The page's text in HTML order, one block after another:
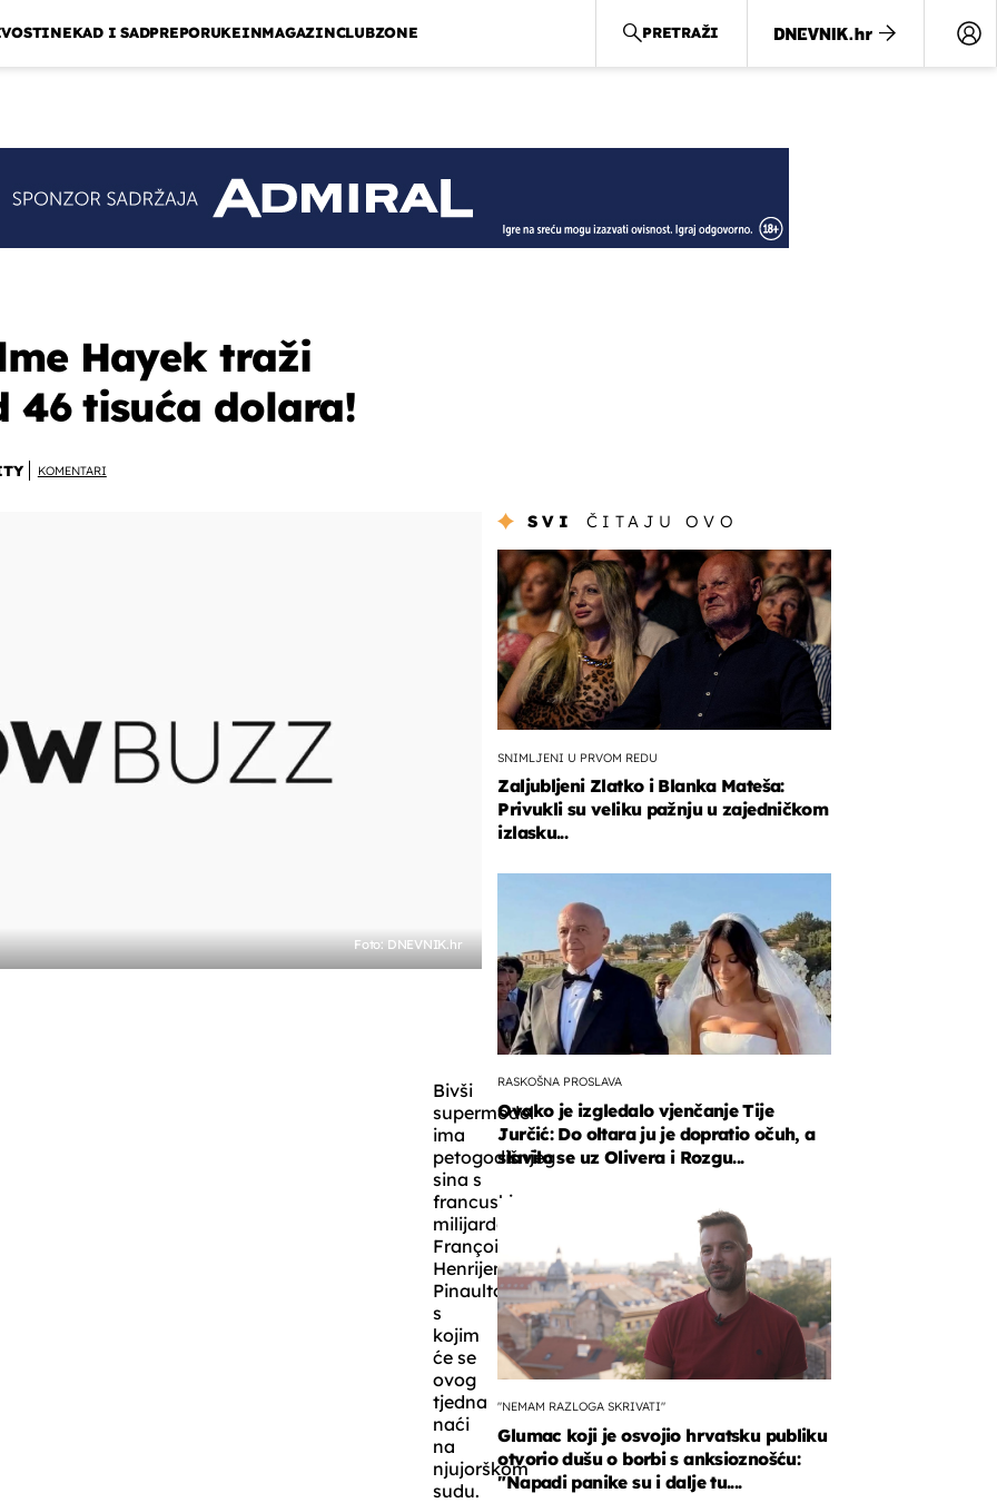
NEKAD I SADPREPORUKEINMAGAZINCLUBZONE PRETRAŽI
Hayek traži
46 tisuća dolara!
KOMENTARI
Foto: DNEVNIK.hr
Bivši
supermodel
ima
petogodišnjeg
sina s
francuskim
milijarderom
Françoisom-
Henrijem
Pinaultom
s
kojim
će se
ovog
tjedna
naći
na
njujorškom
sudu.
SVI ČITAJU OVO
SNIMLJENI U PRVOM REDU
Zaljubljeni Zlatko i Blanka Mateša:
Privukli su veliku pažnju u zajedničkom
izlasku...
RASKOŠNA PROSLAVA
Ovako je izgledalo vjenčanje Tije
Jurčić: Do oltara ju je dopratio očuh, a
slavilo se uz Olivera i Rozgu...
"NEMAM RAZLOGA SKRIVATI"
Glumac koji je osvojio hrvatsku publiku
otvorio dušu o borbi s anksioznošću:
"Napadi panike su i dalje tu....